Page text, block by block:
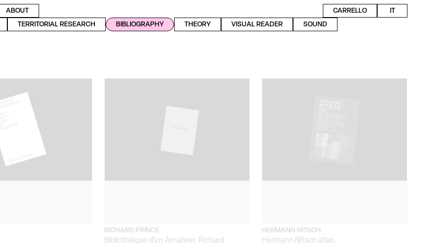
ABOUT CARRELLO
IT
TERRITORIAL RESEARCH BIBLIOGRAPHY THEORY VISUAL READER
SOUND
RICHARD PRINCE
Bibliothèque d’un Amateur. Richard
HERMANN NITSCH
Hermann Nitsch atlas.